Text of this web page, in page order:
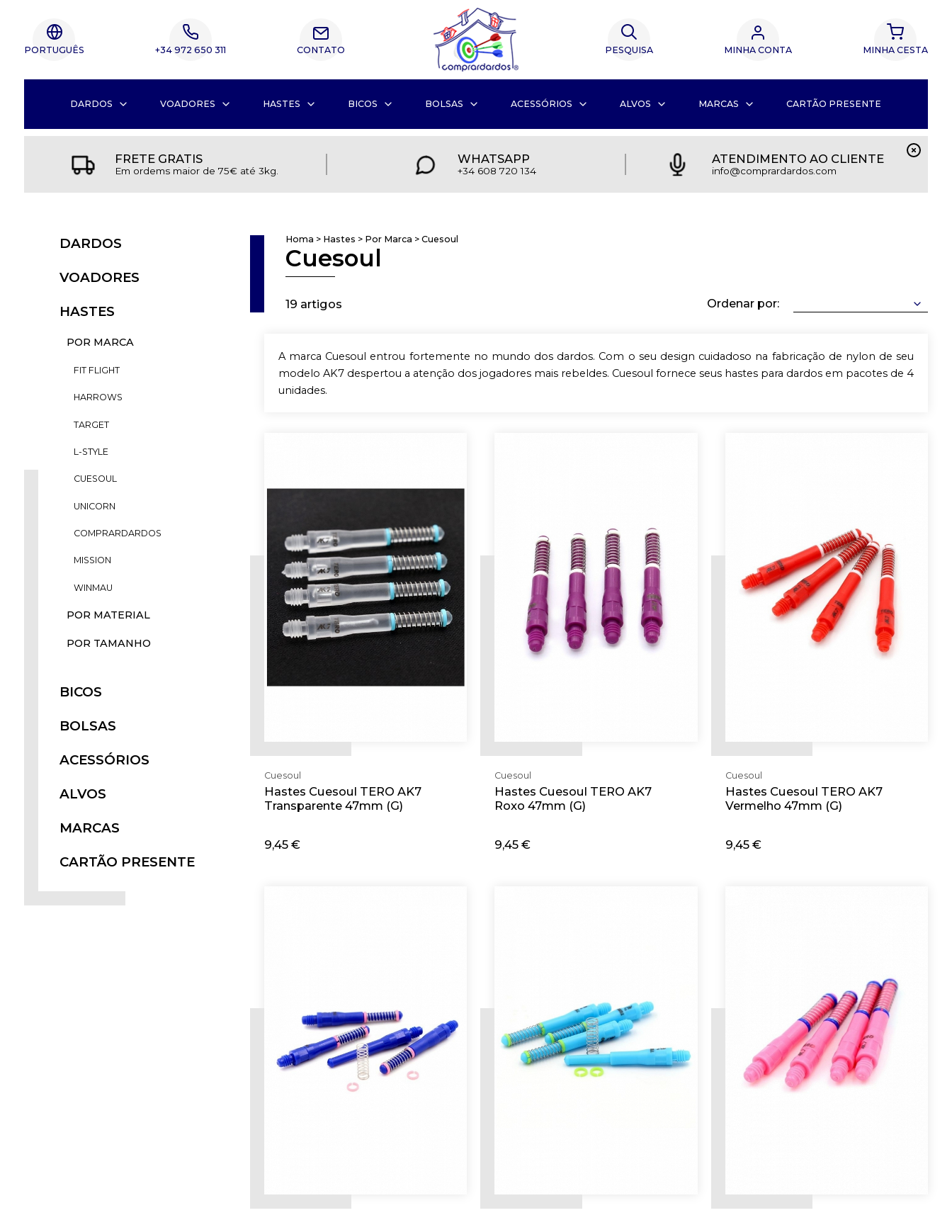
PORTUGUÊS +34 972 650 311 CONTATO PESQUISA MINHA CONTA MINHA CESTA
DARDOS VOADORES HASTES BICOS BOLSAS ACESSÓRIOS ALVOS MARCAS CARTÃO PRESENTE
FRETE GRATIS
Em ordems maior de 75€ até 3kg.
WHATSAPP
+34 608 720 134
ATENDIMENTO AO CLIENTE
info@comprardardos.com
DARDOS
VOADORES
HASTES
POR MARCA
FIT FLIGHT
HARROWS
TARGET
L-STYLE
CUESOUL
UNICORN
COMPRARDARDOS
MISSION
WINMAU
POR MATERIAL
POR TAMANHO
BICOS
BOLSAS
ACESSÓRIOS
ALVOS
MARCAS
CARTÃO PRESENTE
Homa > Hastes > Por Marca > Cuesoul
Cuesoul
19 artigos Ordenar por:
A marca Cuesoul entrou fortemente no mundo dos dardos. Com o seu design cuidadoso na fabricação de nylon de seu
modelo AK7 despertou a atenção dos jogadores mais rebeldes. Cuesoul fornece seus hastes para dardos em pacotes de 4
unidades.
Cuesoul
Hastes Cuesoul TERO AK7
Transparente 47mm (G)
9,45 €
Cuesoul
Hastes Cuesoul TERO AK7
Roxo 47mm (G)
9,45 €
Cuesoul
Hastes Cuesoul TERO AK7
Vermelho 47mm (G)
9,45 €